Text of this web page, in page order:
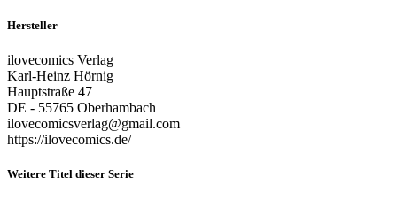
Hersteller
ilovecomics Verlag
Karl-Heinz Hörnig
Hauptstraße 47
DE - 55765 Oberhambach
ilovecomicsverlag@gmail.com
https://ilovecomics.de/
Weitere Titel dieser Serie